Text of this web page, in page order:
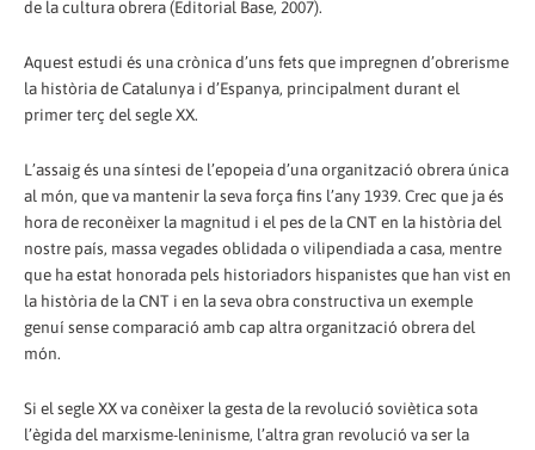
de la cultura obrera (Editorial Base, 2007).
Aquest estudi és una crònica d’uns fets que impregnen d’obrerisme
la història de Catalunya i d’Espanya, principalment durant el
primer terç del segle XX.
L’assaig és una síntesi de l’epopeia d’una organització obrera única
al món, que va mantenir la seva força fins l’any 1939. Crec que ja és
hora de reconèixer la magnitud i el pes de la CNT en la història del
nostre país, massa vegades oblidada o vilipendiada a casa, mentre
que ha estat honorada pels historiadors hispanistes que han vist en
la història de la CNT i en la seva obra constructiva un exemple
genuí sense comparació amb cap altra organització obrera del
món.
Si el segle XX va conèixer la gesta de la revolució soviètica sota
l’ègida del marxisme-leninisme, l’altra gran revolució va ser la